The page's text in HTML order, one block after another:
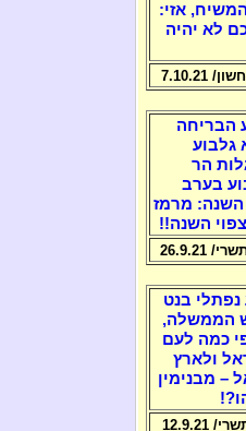
אזי:
לא יהיה
7.10.21
הבריחה
גלבוע
הר
בערב
מרמז
השנה!!
26.9.21
נפתלי בנט
הממשלה,
כמה לעם
ולארץ
– מבנימין
12.9.21